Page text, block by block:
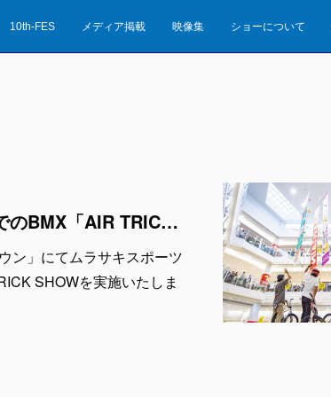
10th-FES メディア掲載 映像集 ショーについて
「越谷イオンレイクタウン」でのBMX「AIR TRICK SHOW」を写真で振り返る。
ン」にてムラサキスポーツ
SHOWを実施いたしま